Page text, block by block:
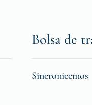
Bolsa de
Sincronicemos